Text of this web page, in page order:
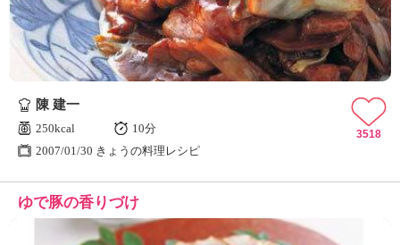
陳 建一
250kcal
10分
2007/01/30 きょうの料理レシピ
3518
ゆで豚の香りづけ